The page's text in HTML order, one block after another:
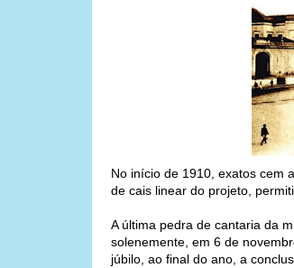
No início de 1910, exatos cem
de cais linear do projeto,
A última pedra de cantaria da
solenemente, em 6 de
júbilo, ao final do ano, a